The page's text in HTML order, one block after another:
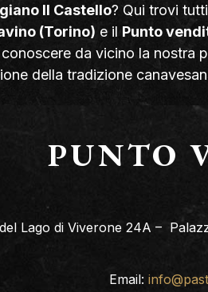
Il Castello? Qui trovi
(Torino) e il Punto
da vicino la nostra
della tradizione
PUNTO
Lago di Viverone 24A –
Email: